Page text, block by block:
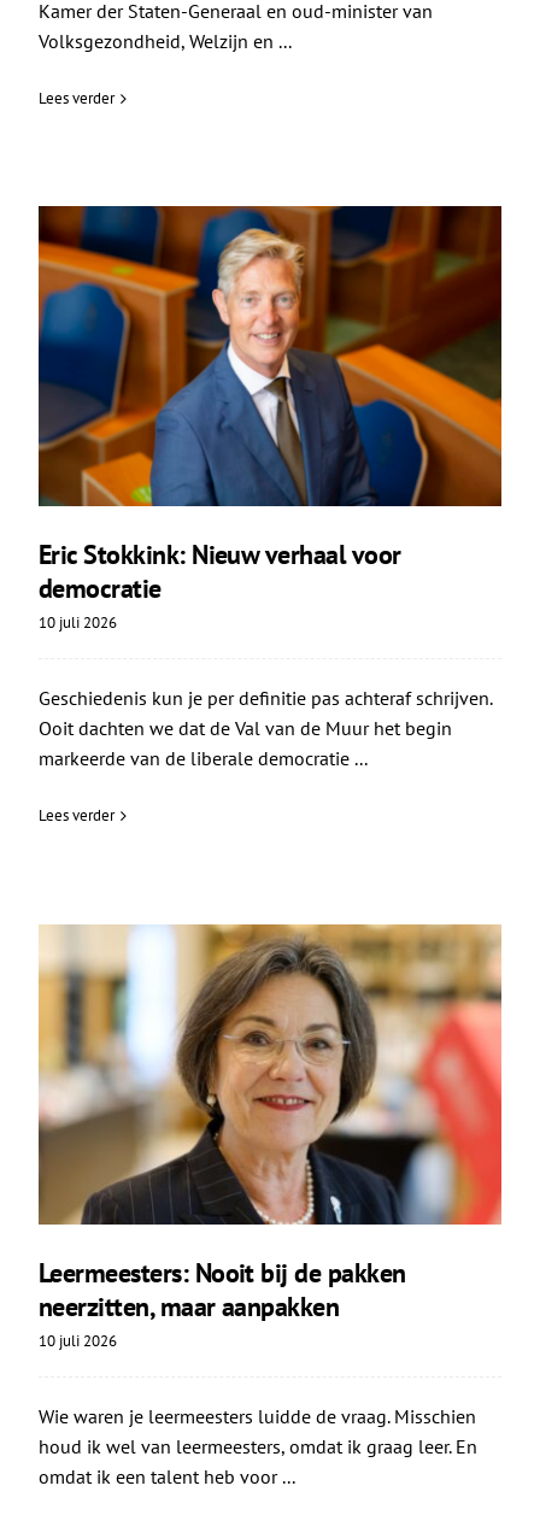
Kamer der Staten-Generaal en oud-minister van
Volksgezondheid, Welzijn en ...
Lees verder
Eric Stokkink: Nieuw verhaal voor
democratie
10 juli 2026
Geschiedenis kun je per definitie pas achteraf schrijven.
Ooit dachten we dat de Val van de Muur het begin
markeerde van de liberale democratie ...
Lees verder
Leermeesters: Nooit bij de pakken
neerzitten, maar aanpakken
10 juli 2026
Wie waren je leermeesters luidde de vraag. Misschien
houd ik wel van leermeesters, omdat ik graag leer. En
omdat ik een talent heb voor ...